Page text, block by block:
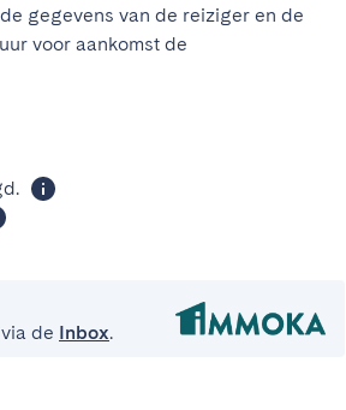
gegevens van de reiziger en de
voor aankomst de
de Inbox.